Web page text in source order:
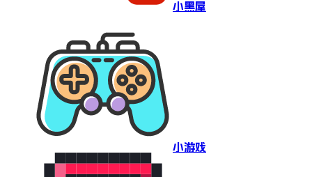
小黑屋
小游戏